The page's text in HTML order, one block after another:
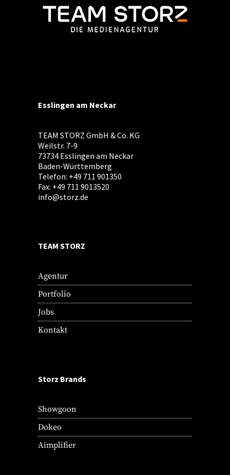
Esslingen am Neckar
TEAM STORZ GmbH & Co. KG
Weilstr. 7-9
73734 Esslingen am Neckar
Baden-Württemberg
Telefon: +49 711 901350
Fax: +49 711 9013520
info@storz.de
TEAM STORZ
Agentur
Portfolio
Jobs
Kontakt
Storz Brands
Showgoon
Dokeo
Aimplifier